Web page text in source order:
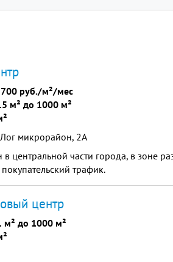
700 руб./м²/мес
м² до 1000 м²
микрорайон, 2А
центральной части города, в зоне
трафик.
центр
м² до 1000 м²